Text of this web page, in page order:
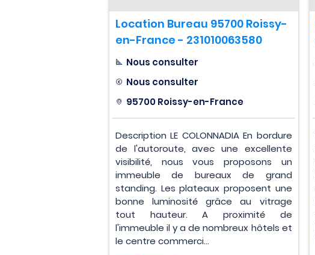
Location Bureau 95700 Roissy-
en-France - 231010063580
Nous consulter
Nous consulter
95700 Roissy-en-France
Description LE COLONNADIA En bordure
de l'autoroute, avec une excellente
visibilité, nous vous proposons un
immeuble de bureaux de grand
standing. Les plateaux proposent une
bonne luminosité grâce au vitrage
tout hauteur. A proximité de
l'immeuble il y a de nombreux hôtels et
le centre commerci...